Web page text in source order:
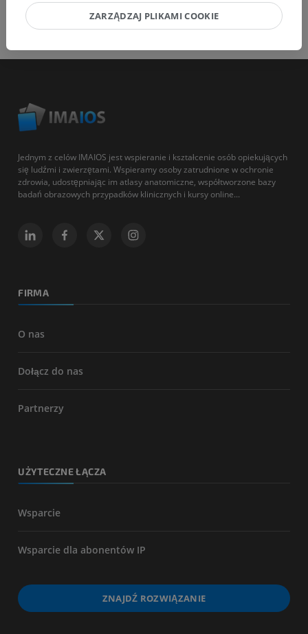
Jednym z celów IMAIOS jest wspieranie i kształcenie osób opiekujących
się ludźmi i zwierzętami. Wspieramy osoby zatrudnione w ochronie
zdrowia, udostępniając im atlasy anatomiczne, współtworzone bazy
badań obrazowych przypadków klinicznych i kursy online...
FIRMA
O nas
Dołącz do nas
Partnerzy
UŻYTECZNE ŁĄCZA
Wsparcie
Wsparcie dla abonentów IP
ZNAJDŹ ROZWIĄZANIE
ZARZĄDZAJ PLIKAMI COOKIE